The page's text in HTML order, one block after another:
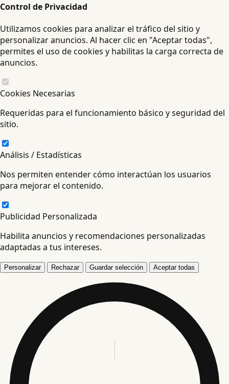
Control de Privacidad
Utilizamos cookies para analizar el tráfico del sitio y
personalizar anuncios. Al hacer clic en "Aceptar todas",
permites el uso de cookies y habilitas la carga correcta de
anuncios.
Cookies Necesarias
Requeridas para el funcionamiento básico y seguridad del
sitio.
Análisis / Estadísticas
Nos permiten entender cómo interactúan los usuarios
para mejorar el contenido.
Publicidad Personalizada
Habilita anuncios y recomendaciones personalizadas
adaptadas a tus intereses.
Personalizar Rechazar Guardar selección Aceptar todas